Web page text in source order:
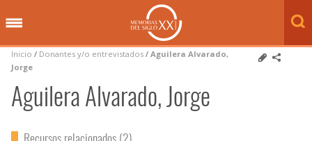
Inicio / Donantes y/o entrevistados / Aguilera Alvarado,
Jorge
Aguilera Alvarado, Jorge